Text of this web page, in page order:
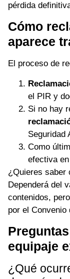
pérdida
Cómo
aparece
El proceso de
el PIR y
Si no hay
Seguridad
Como
efectiva
¿Quieres saber
Dependerá del
contenidos,
por el Convenio
equipaje
¿Qué